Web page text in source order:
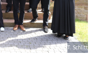
T. Schlitt